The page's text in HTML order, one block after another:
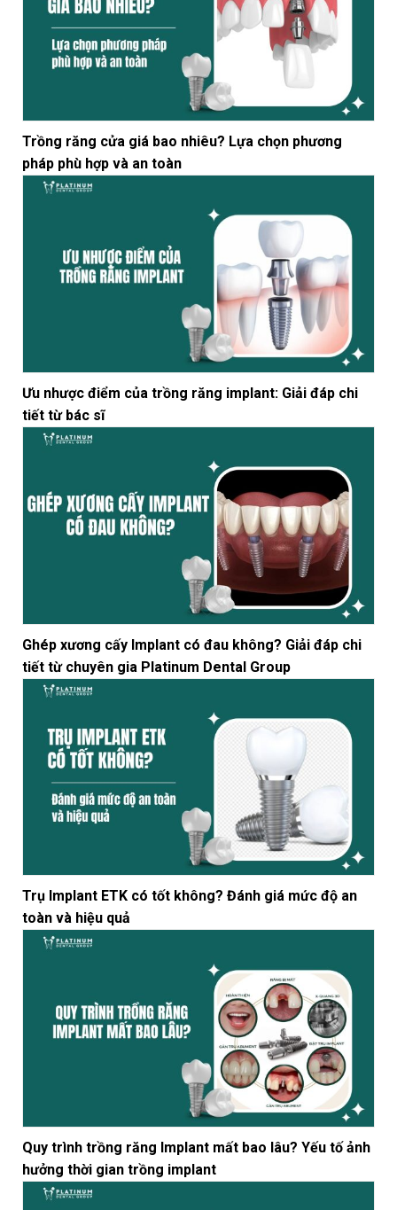
Trồng răng cửa giá bao nhiêu? Lựa chọn phương
pháp phù hợp và an toàn
Ưu nhược điểm của trồng răng implant: Giải đáp chi
tiết từ bác sĩ
Ghép xương cấy Implant có đau không? Giải đáp chi
tiết từ chuyên gia Platinum Dental Group
Trụ Implant ETK có tốt không? Đánh giá mức độ an
toàn và hiệu quả
Quy trình trồng răng Implant mất bao lâu? Yếu tố ảnh
hưởng thời gian trồng implant